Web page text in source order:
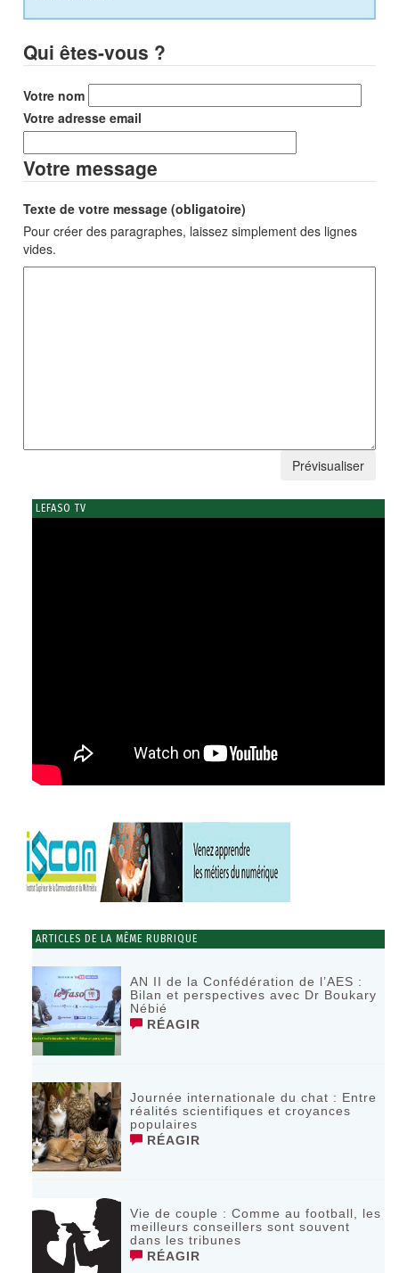
Qui êtes-vous ?
Votre nom
Votre adresse email
Votre message
Texte de votre message (obligatoire)
Pour créer des paragraphes, laissez simplement des lignes
vides.
LEFASO TV
ARTICLES DE LA MÊME RUBRIQUE
AN II de la Confédération de l’AES :
Bilan et perspectives avec Dr Boukary
Nébié
RÉAGIR
Journée internationale du chat : Entre
réalités scientifiques et croyances
populaires
RÉAGIR
Vie de couple : Comme au football, les
meilleurs conseillers sont souvent
dans les tribunes
RÉAGIR